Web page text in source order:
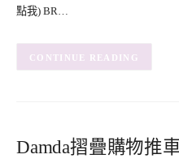
點我) BR…
CONTINUE READING
Damda摺疊購物推